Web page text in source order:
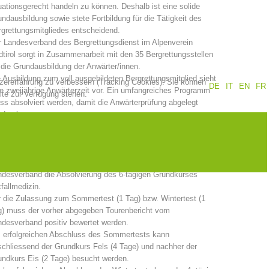
Jahresberichte
Ausbildung
Prävention PEER
handeln zu können. Deshalb ist eine solide
sowie stete Fortbildung für die Tätigkeit des
entscheidend.
Landesverband des Bergrettungsdienst im Alpenverein
sorgt in Zusammenarbeit mit den 35 Bergrettungsstellen
Grundausbildung der Anwärter/innen.
Ausbildung zum voll ausgebildeten Bergrettungsmitglied sieht
zweijährige Anwärterzeit vor. Ein umfangreiches Programm
absolviert werden, damit die Anwärterprüfung abgelegt
kann.
die Absolvierung des 6-tägigen Grundkurses
die Zulassung zum Sommertest (1 Tag) bzw. Wintertest (1
muss der vorher abgegeben Tourenbericht vom
positiv bewertet werden.
erfolgreichen Abschluss des Sommertests kann
der Grundkurs Fels (4 Tage) und nachher der
Eis (2 Tage) besucht werden.
DE
IT EN FR
zu verbessern (Tracking Cookies). Sie können
zur Verfügung stehen.